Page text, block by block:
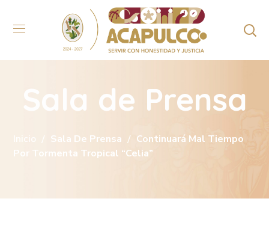
Sala de Prensa
Inicio Sala De Prensa
Continuará Mal Tiempo
Por Tormenta Tropical “Celia”